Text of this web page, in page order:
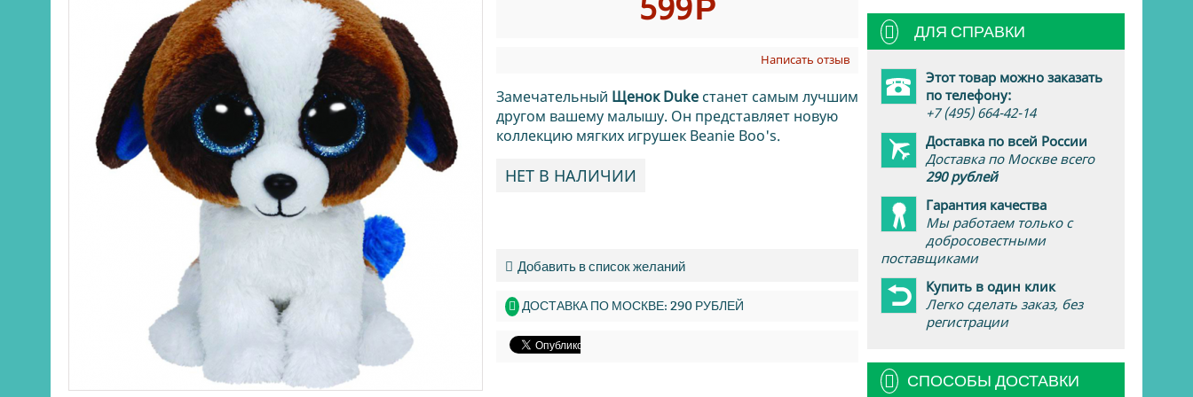
Р
Написать отзыв
Замечательный Щенок Duke станет самым лучшим
другом вашему малышу. Он представляет новую
коллекцию мягких игрушек Beanie Boo's.
НЕТ В НАЛИЧИИ
Добавить в список желаний
ДОСТАВКА ПО МОСКВЕ: 290 РУБЛЕЙ
ДЛЯ СПРАВКИ
Этот товар можно заказать
по телефону:
+7 (495) 664-42-14
Доставка по всей России
Доставка по Москве всего
290 рублей
Гарантия качества
Мы работаем только с
добросовестными
поставщиками
Купить в один клик
Легко сделать заказ, без
регистрации
СПОСОБЫ ДОСТАВКИ